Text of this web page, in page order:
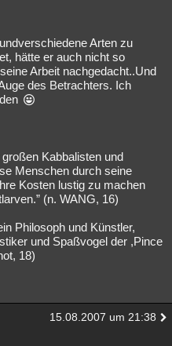
Arten zu
hätte er auch nicht so
Arbeit nachgedacht..Und
des Betrachters. Ich
Kabbalisten und
Menschen durch seine
Kosten lustig zu machen
(n. WANG, 16)
Philosoph und Künstler,
und Spaßvogel der ,Pince
18)
15.08.2007 um 21:38